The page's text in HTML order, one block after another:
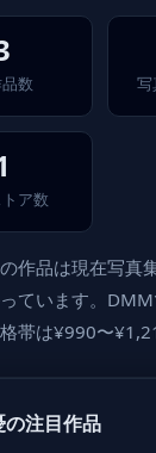
数 写
ア数
作品は現在写真
ています。
帯は¥990〜
の注目作品